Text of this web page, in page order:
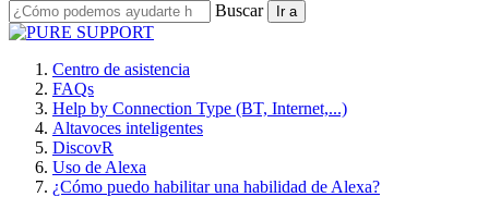
Buscar
Centro de asistencia
FAQs
Help by Connection Type (BT, Internet,...)
Altavoces inteligentes
DiscovR
Uso de Alexa
¿Cómo puedo habilitar una habilidad de Alexa?